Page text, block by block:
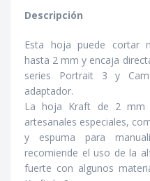
Descripción
Esta hoja puede cortar
hasta 2 mm y encaja
series Portrait 3 y
adaptador.
La hoja Kraft de 2 mm
artesanales especiales,
y espuma para
recomiende el uso de la
fuerte con algunos